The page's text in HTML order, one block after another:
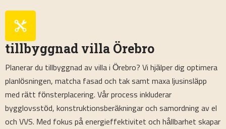
tillbyggnad villa Örebro
Planerar du tillbyggnad av villa i Örebro? Vi hjälper dig optimera
planlösningen, matcha fasad och tak samt maxa ljusinsläpp
med rätt fönsterplacering. Vår process inkluderar
bygglovsstöd, konstruktionsberäkningar och samordning av el
och VVS. Med fokus på energieffektivitet och hållbarhet skapar